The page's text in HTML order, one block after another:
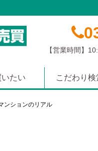
【営業時間】
いたい こだわり検
ンションのリアル